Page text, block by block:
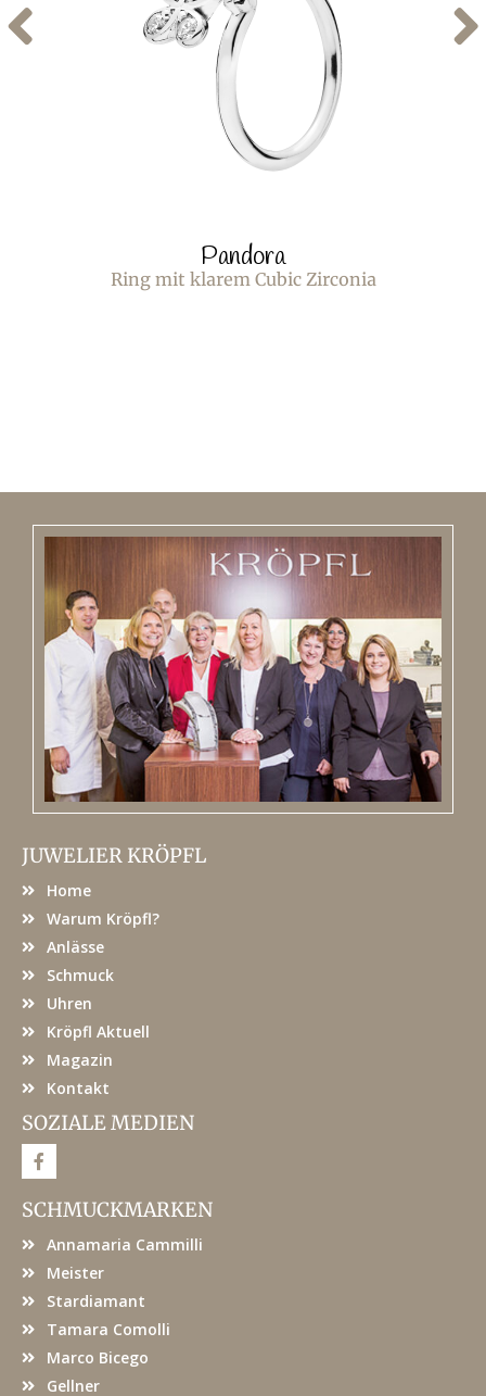
Pandora
Ring mit klarem Cubic Zirconia
JUWELIER KRÖPFL
Home
Warum Kröpfl?
Anlässe
Schmuck
Uhren
Kröpfl Aktuell
Magazin
Kontakt
SOZIALE MEDIEN
F
a
e
b
o
SCHMUCKMARKEN
Annamaria Cammilli
Meister
Stardiamant
Tamara Comolli
Marco Bicego
Gellner